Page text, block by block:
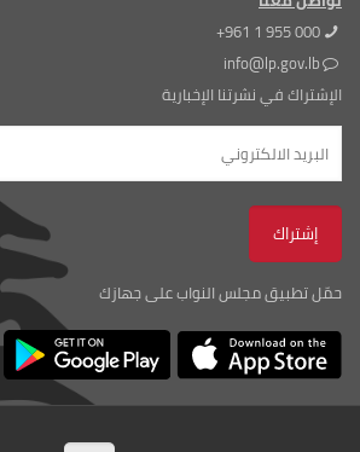
+961 1 955 000
info@lp.gov.lb
الإشتراك في نشرتنا الإخبارية
حمّل تطبيق مجلس النواب على جهازك